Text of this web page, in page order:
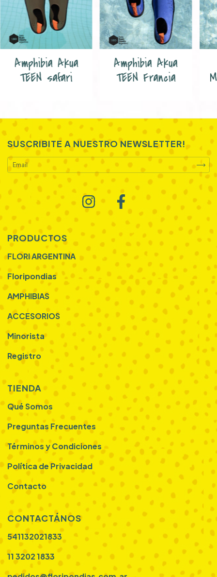
Amphibia Akua
TEEN safari
Amphibia Akua
TEEN Francia
SUSCRIBITE A NUESTRO NEWSLETTER!
PRODUCTOS
FLORI ARGENTINA
Floripondias
AMPHIBIAS
ACCESORIOS
Minorista
Registro
TIENDA
Qué Somos
Preguntas Frecuentes
Términos y Condiciones
Política de Privacidad
Contacto
CONTACTÁNOS
541132021833
11 3202 1833